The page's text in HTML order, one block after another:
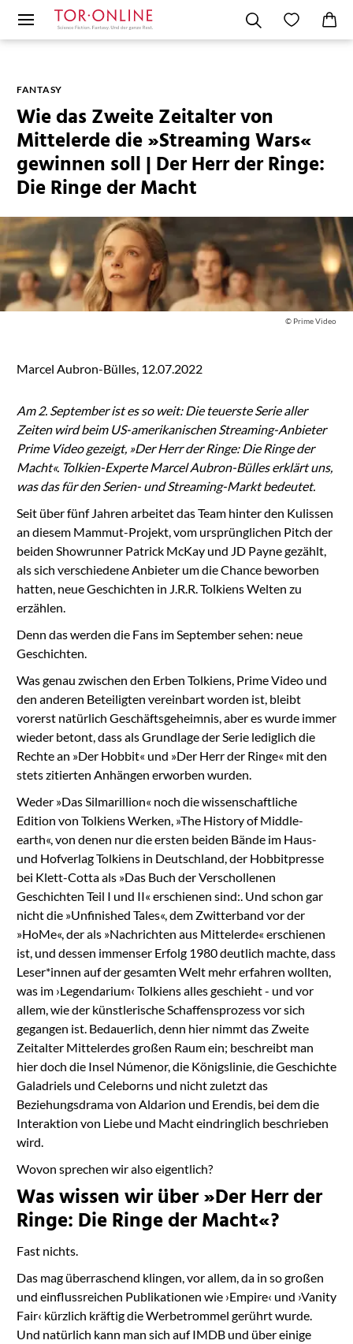
FANTASY
Wie das Zweite Zeitalter von
Mittelerde die »Streaming Wars«
gewinnen soll | Der Herr der Ringe:
Die Ringe der Macht
© Prime Video
Marcel Aubron-Bülles, 12.07.2022
Am 2. September ist es so weit: Die teuerste Serie aller
Zeiten wird beim US-amerikanischen Streaming-Anbieter
Prime Video gezeigt, »Der Herr der Ringe: Die Ringe der
Macht«. Tolkien-Experte Marcel Aubron-Bülles erklärt uns,
was das für den Serien- und Streaming-Markt bedeutet.
Seit über fünf Jahren arbeitet das Team hinter den Kulissen
an diesem Mammut-Projekt, vom ursprünglichen Pitch der
beiden Showrunner Patrick McKay und JD Payne gezählt,
als sich verschiedene Anbieter um die Chance beworben
hatten, neue Geschichten in J.R.R. Tolkiens Welten zu
erzählen.
Denn das werden die Fans im September sehen: neue
Geschichten.
Was genau zwischen den Erben Tolkiens, Prime Video und
den anderen Beteiligten vereinbart worden ist, bleibt
vorerst natürlich Geschäftsgeheimnis, aber es wurde immer
wieder betont, dass als Grundlage der Serie lediglich die
Rechte an »Der Hobbit« und »Der Herr der Ringe« mit den
stets zitierten Anhängen erworben wurden.
Weder »Das Silmarillion« noch die wissenschaftliche
Edition von Tolkiens Werken, »The History of Middle-
earth«, von denen nur die ersten beiden Bände im Haus-
und Hofverlag Tolkiens in Deutschland, der Hobbitpresse
bei Klett-Cotta als »Das Buch der Verschollenen
Geschichten Teil I und II« erschienen sind:. Und schon gar
nicht die »Unfinished Tales«, dem Zwitterband vor der
»HoMe«, der als »Nachrichten aus Mittelerde« erschienen
ist, und dessen immenser Erfolg 1980 deutlich machte, dass
Leser*innen auf der gesamten Welt mehr erfahren wollten,
was im ›Legendarium‹ Tolkiens alles geschieht - und vor
allem, wie der künstlerische Schaffensprozess vor sich
gegangen ist. Bedauerlich, denn hier nimmt das Zweite
Zeitalter Mittelerdes großen Raum ein; beschreibt man
hier doch die Insel Númenor, die Königslinie, die Geschichte
Galadriels und Celeborns und nicht zuletzt das
Beziehungsdrama von Aldarion und Erendis, bei dem die
Interaktion von Liebe und Macht eindringlich beschrieben
wird.
Wovon sprechen wir also eigentlich?
Was wissen wir über »Der Herr der
Ringe: Die Ringe der Macht«?
Fast nichts.
Das mag überraschend klingen, vor allem, da in so großen
und einflussreichen Publikationen wie ›Empire‹ und ›Vanity
Fair‹ kürzlich kräftig die Werbetrommel gerührt wurde.
Und natürlich kann man sich auf IMDB und über einige